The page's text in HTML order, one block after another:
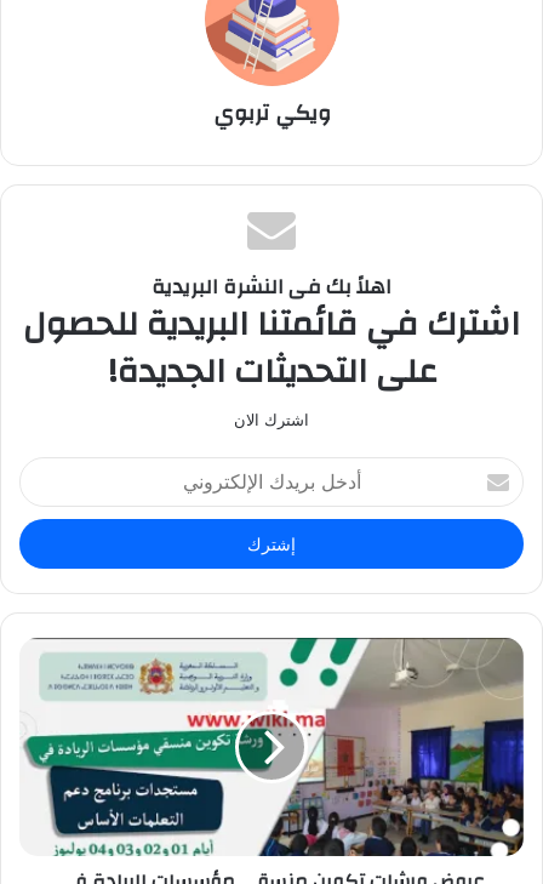
ويكي تربوي
اهلاً بك فى النشرة البريدية
اشترك في قائمتنا البريدية للحصول
على التحديثات الجديدة!
اشترك الان
أ
د
خ
ل
ر
د
ا
ل
إ
ل
ك
ت
ر